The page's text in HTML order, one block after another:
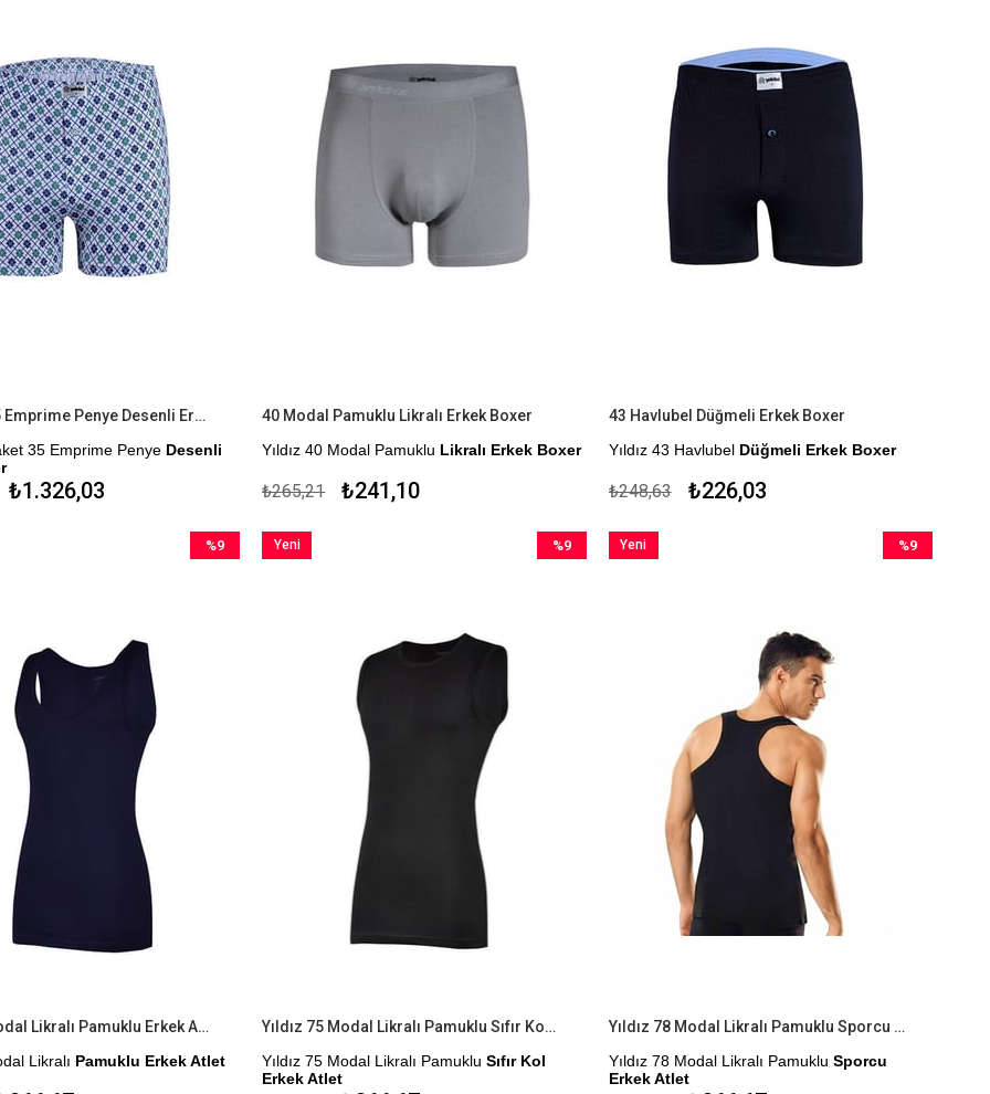
6'lı Paket 35 Emprime Penye Desenli Erkek Boxer
35 Emprime Penye Desenli
Üretilmiştir.
Testi Yapılmıştır.
₺1.326,03
40 Modal Pamuklu Likralı Erkek Boxer
Yıldız 40 Modal Pamuklu Likralı Erkek Boxer
Çekmezlik Sanfor Testi Yapılmıştır.
₺241,10
₺265,21
43 Havlubel Düğmeli Erkek Boxer
Yıldız 43 Havlubel Düğmeli Erkek Boxer
%100 Pamuk
Kapıda Ödeme Seçeneği
₺226,03
₺248,63
Yıldız 74 Modal Likralı Pamuklu Erkek Atlet
Likralı Pamuklu Erkek Atlet
%9
Yıldız 75 Modal Likralı Pamuklu Sıfır Kol Erkek Atlet
Yıldız 75 Modal Likralı PamukluSıfır Kol
Erkek Atlet
%9
Yeni
Yıldız 78 Modal Likralı Pamuklu Sporcu Erkek Atlet
Yıldız 78 Modal Likralı Pamuklu Sporcu
Erkek Atlet
%9
Yeni